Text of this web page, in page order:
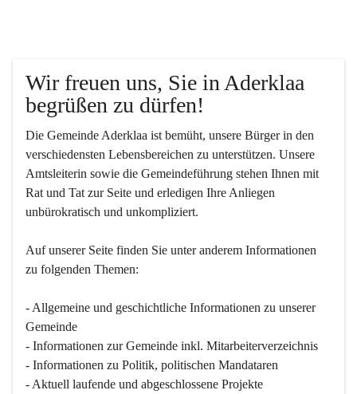
Wir freuen uns, Sie in Aderklaa
begrüßen zu dürfen!
Die Gemeinde Aderklaa ist bemüht, unsere Bürger in den
verschiedensten Lebensbereichen zu unterstützen. Unsere
Amtsleiterin sowie die Gemeindeführung stehen Ihnen mit
Rat und Tat zur Seite und erledigen Ihre Anliegen
unbürokratisch und unkompliziert.
Auf unserer Seite finden Sie un­ter an­de­rem Informationen
zu folgenden Themen:
- Allgemeine und geschichtliche Informationen zu unserer
Gemeinde
- Informationen zur Gemeinde inkl. Mitarbeiterverzeichnis
- Informationen zu Politik, politischen Mandataren
- Aktuell laufende und abgeschlossene Projekte